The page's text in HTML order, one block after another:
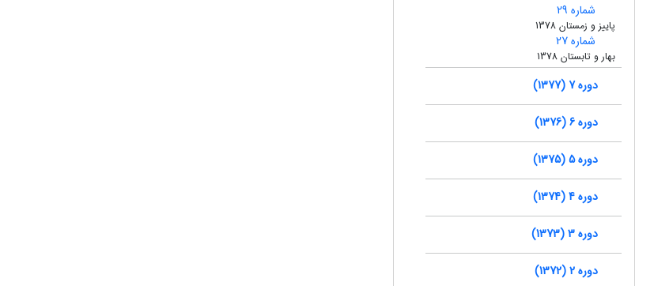
شماره 29
پاییز و زمستان 1378
شماره 27
بهار و تابستان 1378
دوره 7 (1377)
دوره 6 (1376)
دوره 5 (1375)
دوره 4 (1374)
دوره 3 (1373)
دوره 2 (1372)